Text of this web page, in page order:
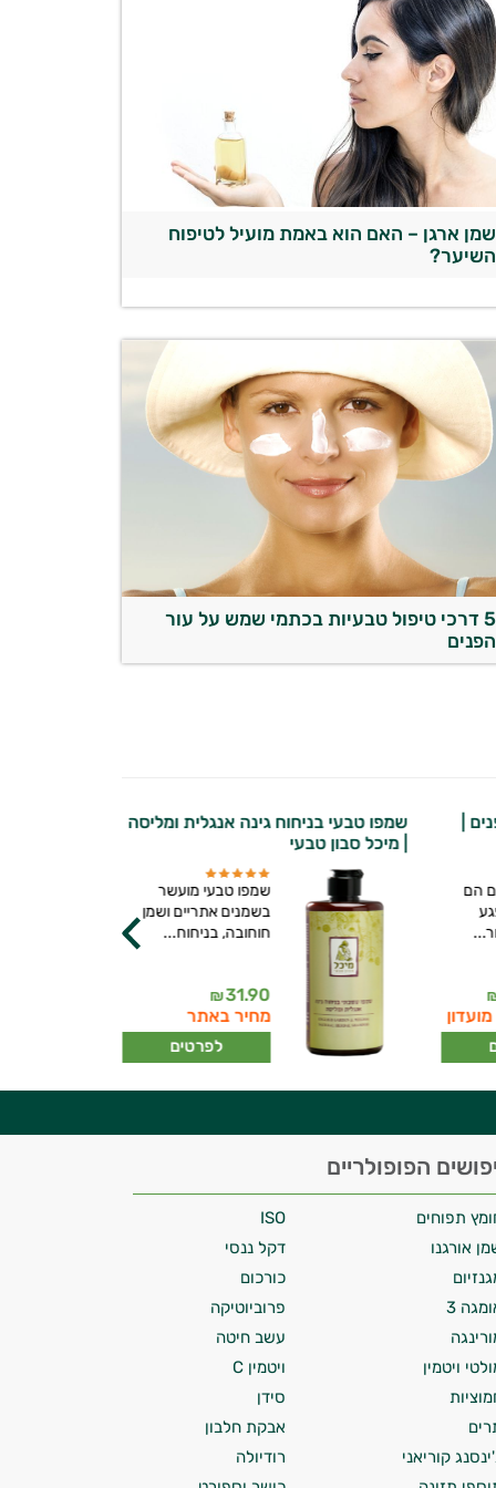
שמן ארגן – האם הוא באמת מועיל לטיפוח
השיער?
5 דרכי טיפול טבעיות בכתמי שמש על עור
הפנים
|
הם
שמפו טבעי בניחוח גינה אנגלית ומליסה
| מיכל סבון טבעי
שמפו טבעי מועשר
בשמנים אתריים ושמן
חוחובה, בניחוח...
31.90
₪
מחיר באתר
לפרטים
הפופולריים
תפוחים
ISO
אורגנו
דקל ננסי
כורכום
3
פרוביוטיקה
עשב חיטה
ויטמין
ויטמין C
סידן
אבקת חלבון
קוריאני
רודיולה